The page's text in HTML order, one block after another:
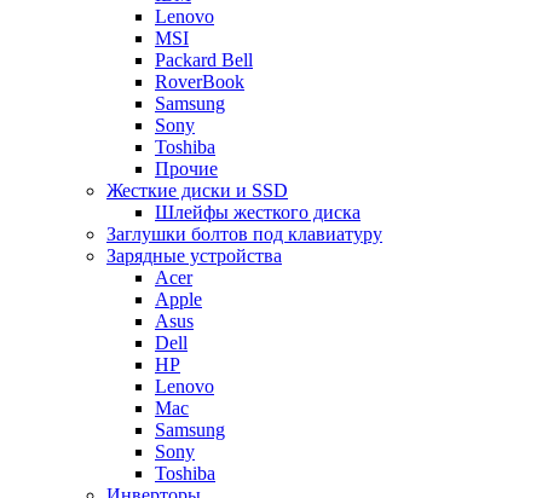
Lenovo
MSI
Packard Bell
RoverBook
Samsung
Sony
Toshiba
Прочие
Жесткие диски и SSD
Шлейфы жесткого диска
Заглушки болтов под клавиатуру
Зарядные устройства
Acer
Apple
Asus
Dell
HP
Lenovo
Mac
Samsung
Sony
Toshiba